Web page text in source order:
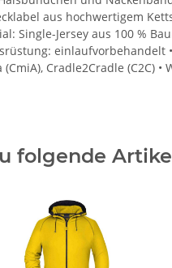
aus hochwertigem
Jersey aus 100 %
Cradle2Cradle (C2C)
folgende